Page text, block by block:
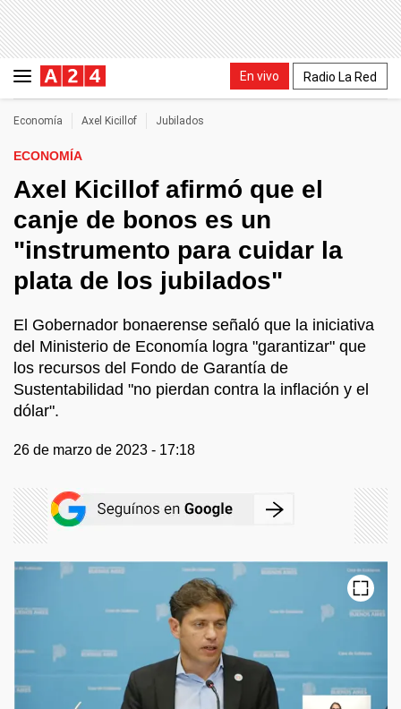
En vivo Radio La Red
Economía Axel Kicillof Jubilados
ECONOMÍA
Axel Kicillof afirmó que el
canje de bonos es un
"instrumento para cuidar la
plata de los jubilados"
El Gobernador bonaerense señaló que la iniciativa
del Ministerio de Economía logra "garantizar" que
los recursos del Fondo de Garantía de
Sustentabilidad "no pierdan contra la inflación y el
dólar".
26 de marzo de 2023 - 17:18